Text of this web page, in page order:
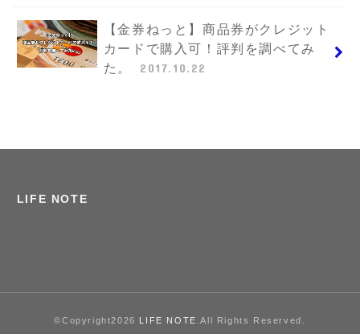
【金券ねっと】商品券がクレジット
カードで購入可！評判を調べてみ
た。
2017.10.22
LIFE NOTE
©Copyright2026 LIFE NOTE .All Rights Reserved.